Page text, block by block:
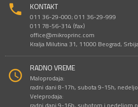
KONTAKT
011 36-29-000; 011 36-29-999
011 78-56-314 (fax)
office@mikroprinc.com
Kralja Milutina 31, 11000 Beograd,
RADNO VREME
Maloprodaja:
radni dani 8-17h, subota 9-15h,
Veleprodaja: